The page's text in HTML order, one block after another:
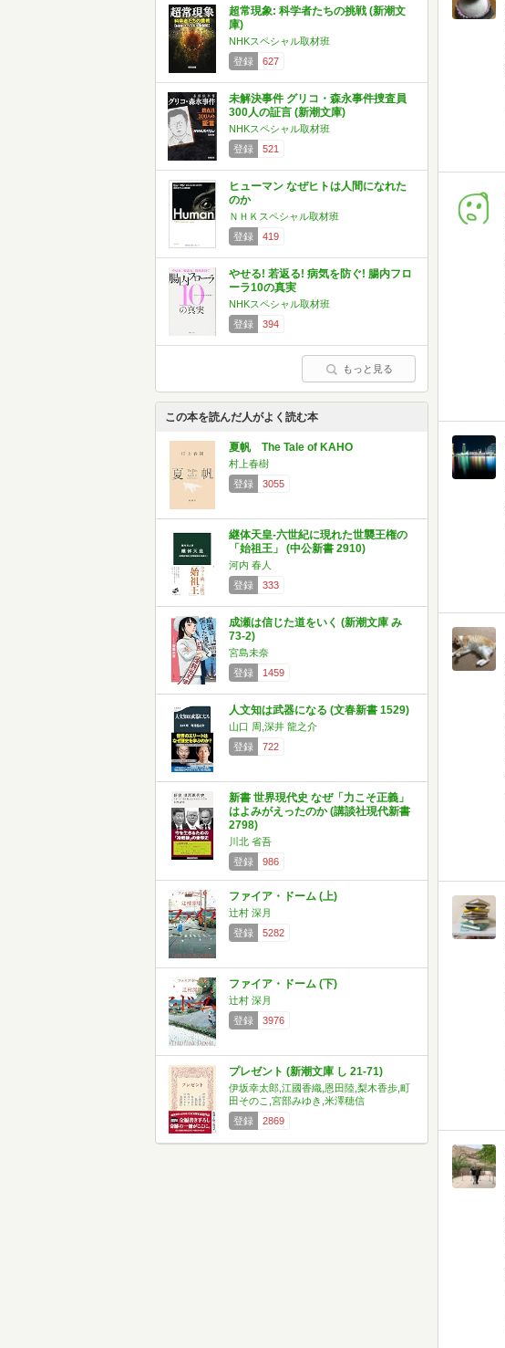
超常現象: 科学者たちの挑戦 (新潮文
庫)
NHKスペシャル取材班
登録
627
未解決事件 グリコ・森永事件捜査員
300人の証言 (新潮文庫)
NHKスペシャル取材班
登録
521
ヒューマン なぜヒトは人間になれた
のか
ＮＨＫスペシャル取材班
登録
419
やせる! 若返る! 病気を防ぐ! 腸内フロ
ーラ10の真実
NHKスペシャル取材班
登録
394
もっと見る
この本を読んだ人がよく読む本
夏帆 The Tale of KAHO
村上春樹
登録
3055
継体天皇-六世紀に現れた世襲王権の
「始祖王」 (中公新書 2910)
河内 春人
登録
333
成瀬は信じた道をいく (新潮文庫 み
73-2)
宮島未奈
登録
1459
人文知は武器になる (文春新書 1529)
山口 周,深井 龍之介
登録
722
新書 世界現代史 なぜ「力こそ正義」
はよみがえったのか (講談社現代新書
2798)
川北 省吾
登録
986
ファイア・ドーム (上)
辻村 深月
登録
5282
ファイア・ドーム (下)
辻村 深月
登録
3976
プレゼント (新潮文庫 し 21-71)
伊坂幸太郎,江國香織,恩田陸,梨木香歩,町
田そのこ,宮部みゆき,米澤穂信
登録
2869